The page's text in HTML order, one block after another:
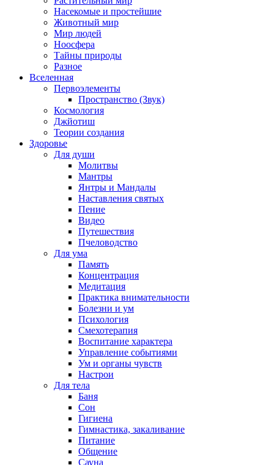
Насекомые и простейшие
Животный мир
Мир людей
Ноосфера
Тайны природы
Разное
Вселенная
Первоэлементы
Пространство (Звук)
Космология
Джйотиш
Теории создания
Здоровье
Для души
Молитвы
Мантры
Янтры и Мандалы
Наставления святых
Пение
Видео
Путешествия
Пчеловодство
Для ума
Память
Концентрация
Медитация
Практика внимательности
Болезни и ум
Психология
Смехотерапия
Воспитание характера
Управление событиями
Ум и органы чувств
Настрои
Для тела
Баня
Сон
Гигиена
Гимнастика, закаливание
Питание
Общение
Сауна